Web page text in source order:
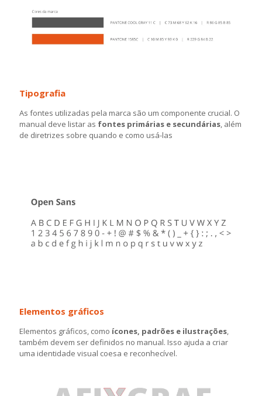
Tipografia
As fontes utilizadas pela marca são um componente crucial. O
manual deve listar as fontes primárias e secundárias, além
de diretrizes sobre quando e como usá-las
Elementos gráficos
Elementos gráficos, como ícones, padrões e ilustrações,
também devem ser definidos no manual. Isso ajuda a criar
uma identidade visual coesa e reconhecível.